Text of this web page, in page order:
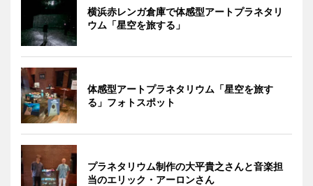
横浜赤レンガ倉庫で体感型アートプラネタリ
ウム「星空を旅する」
体感型アートプラネタリウム「星空を旅す
る」フォトスポット
プラネタリウム制作の大平貴之さんと音楽担
当のエリック・アーロンさん